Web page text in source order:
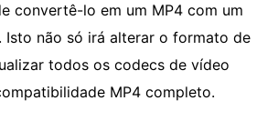
convertê-lo em um MP4 com um
Isto não só irá alterar o formato de
todos os codecs de vídeo
MP4 completo.